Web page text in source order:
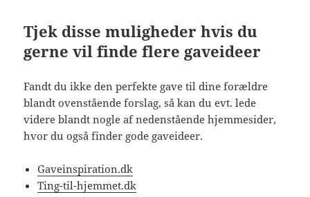
Tjek disse muligheder hvis du
gerne vil finde flere gaveideer
Fandt du ikke den perfekte gave til dine forældre
blandt ovenstående forslag, så kan du evt. lede
videre blandt nogle af nedenstående hjemmesider,
hvor du også finder gode gaveideer.
Gaveinspiration.dk
Ting-til-hjemmet.dk